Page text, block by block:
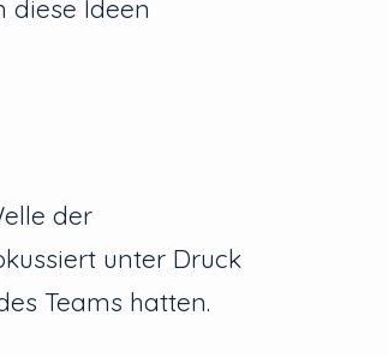
diese Ideen
der
unter Druck
Teams hatten.